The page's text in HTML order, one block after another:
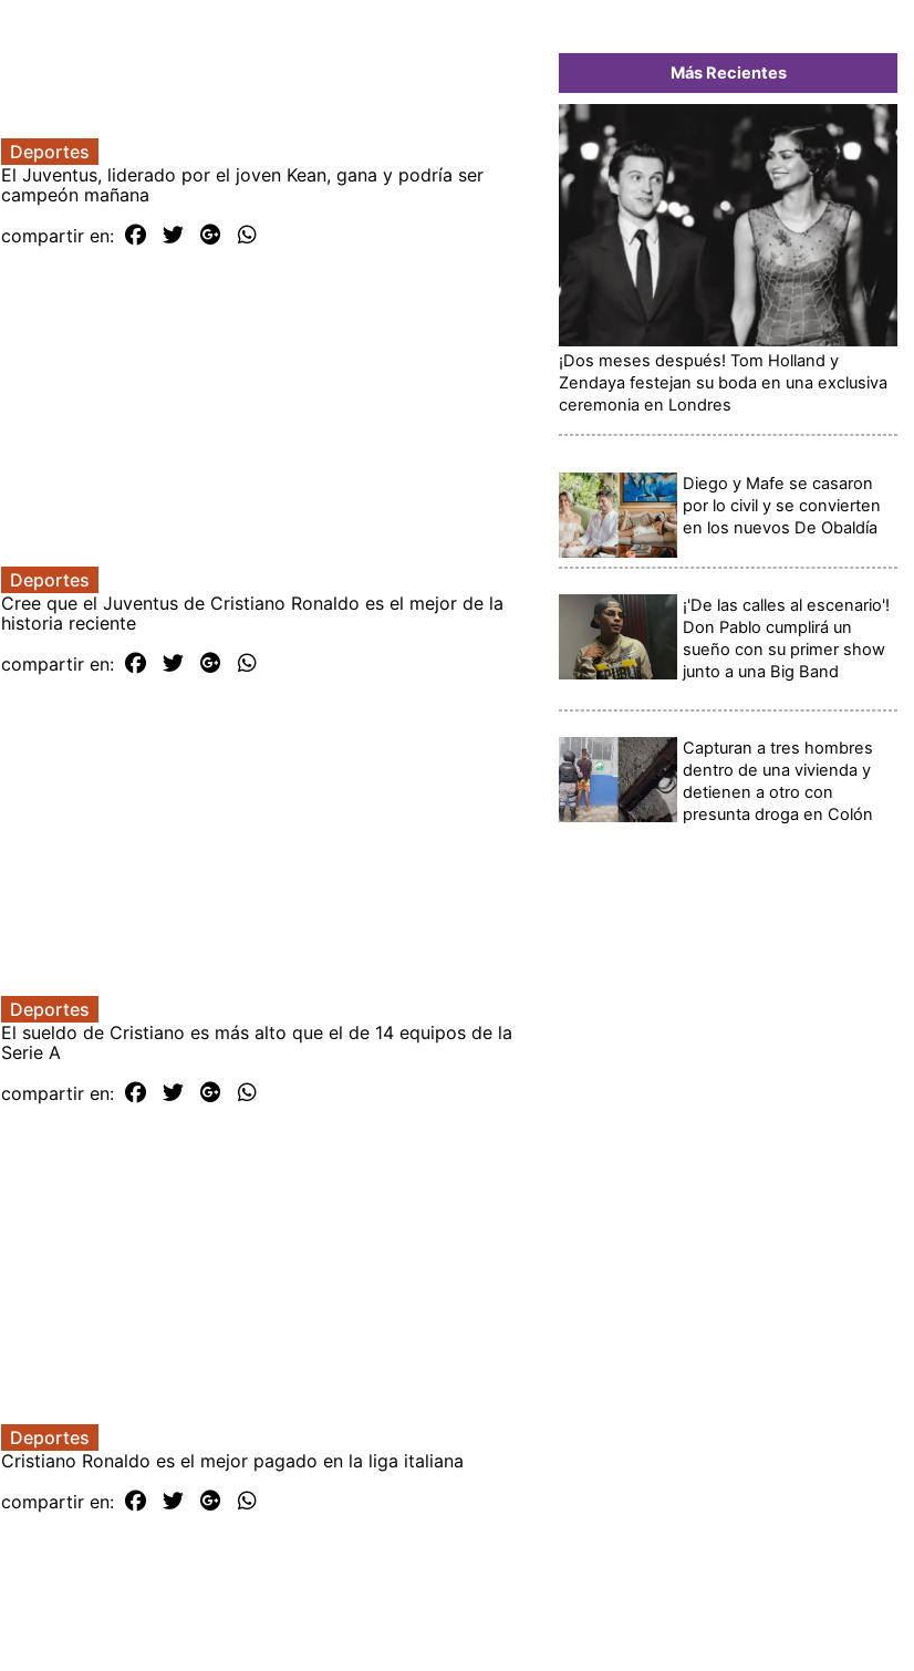
Deportes
El Juventus, liderado por el joven Kean, gana y podría ser
campeón mañana
compartir en:
Deportes
Cree que el Juventus de Cristiano Ronaldo es el mejor de la
historia reciente
compartir en:
Deportes
El sueldo de Cristiano es más alto que el de 14 equipos de la
Serie A
compartir en:
Deportes
Cristiano Ronaldo es el mejor pagado en la liga italiana
compartir en:
Más Recientes
¡Dos meses después! Tom Holland y
Zendaya festejan su boda en una exclusiva
ceremonia en Londres
Diego y Mafe se casaron
por lo civil y se convierten
en los nuevos De Obaldía
¡'De las calles al escenario'!
Don Pablo cumplirá un
sueño con su primer show
junto a una Big Band
Capturan a tres hombres
dentro de una vivienda y
detienen a otro con
presunta droga en Colón